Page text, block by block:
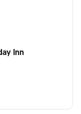
Inn